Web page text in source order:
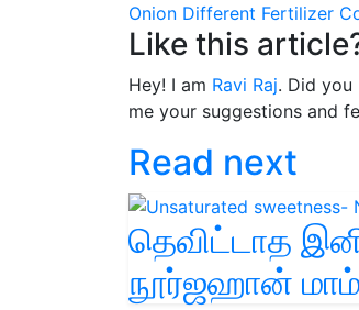
Onion Different Fertilizer
Like this
Hey! I am Ravi Raj. Did
me your suggestions and
Read next
தெவிட்டாத
நூர்ஜஹான்